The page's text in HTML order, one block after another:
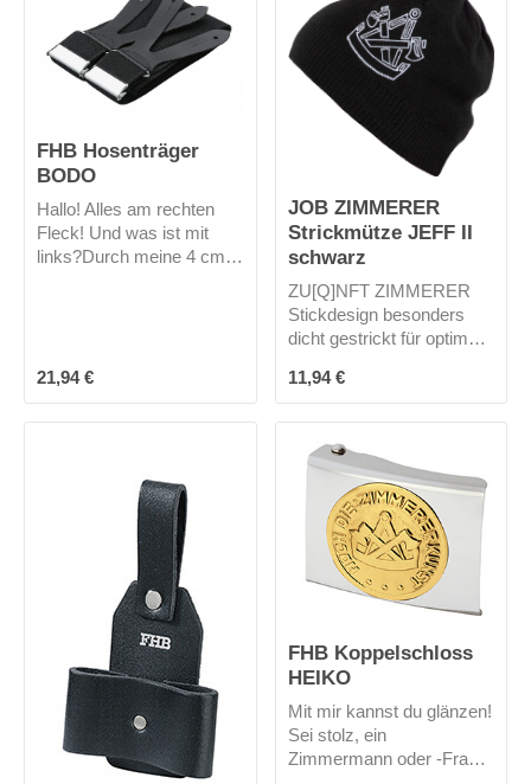
FHB Hosenträger
BODO
Hallo! Alles am rechten
Fleck! Und was ist mit
links?Durch meine 4 cm
hingehört.Rechts wie
links! Und dadurch bin ich
auch optisch ein echter
ANTON von FHB
zusammen. Mich gibt es
nur in schwarz.
Regulärer Preis:
21,94 €
JOB ZIMMERER
Strickmütze JEFF II
schwarz
ZU[Q]NFT ZIMMERER
Stickdesign besonders
dicht gestrickt für optimale
Regulärer Preis:
11,94 €
FHB Koppelschloss
HEIKO
Mit mir kannst du glänzen!
Sei stolz, ein
Zimmermann oder -Frau